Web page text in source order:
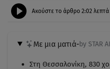
Ακούστε το άρθρο 2:02 λεπτά
Με μια ματιά-by STAR AI
Στη Θεσσαλονίκη, 830